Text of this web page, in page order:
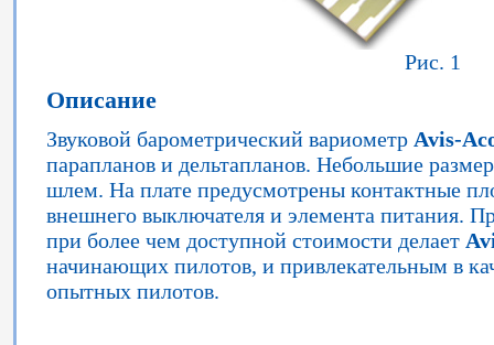
Рис. 1
Описание
Звуковой барометрический вариометр Avis-
парапланов и дельтапланов. Небольшие
шлем. На плате предусмотрены контактные
внешнего выключателя и элемента питания.
при более чем доступной стоимости делает
начинающих пилотов, и привлекательным в
опытных пилотов.